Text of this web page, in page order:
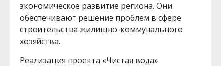
экономическое развитие региона. Они
обеспечивают решение проблем в сфере
строительства жилищно-коммунального
хозяйства.
Реализация проекта «Чистая вода»